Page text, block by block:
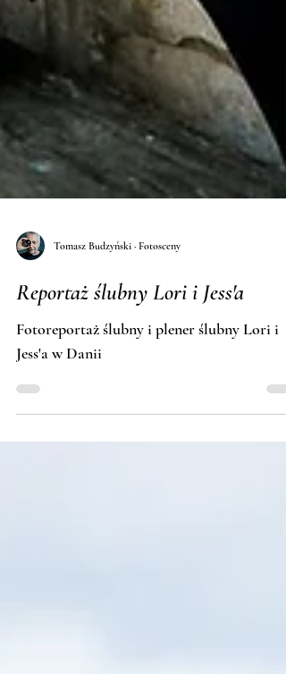
Tomasz Budzyński · Fotosceny
Reportaż ślubny Lori i Jess'a